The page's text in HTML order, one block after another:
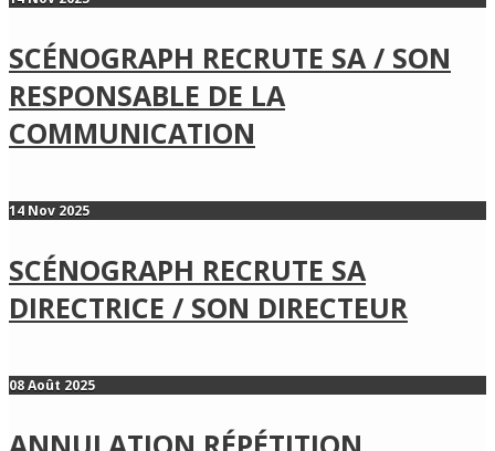
SCÉNOGRAPH RECRUTE SA / SON
RESPONSABLE DE LA
COMMUNICATION
14 Nov 2025
SCÉNOGRAPH RECRUTE SA
DIRECTRICE / SON DIRECTEUR
08 Août 2025